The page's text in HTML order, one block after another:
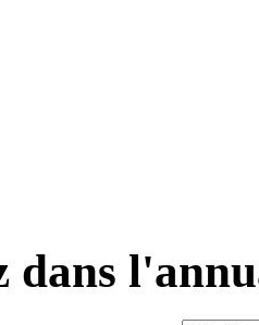
dans